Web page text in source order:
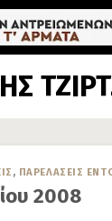
, ΠΑΡΕΛΑΣΕΙΣ
2008